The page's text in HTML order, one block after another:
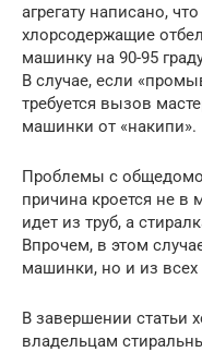
агрегату написано,
хлорсодержащие
машинку на 90-95
В случае, если
требуется вызов
машинки от «накипи».
Проблемы с
причина кроется не в
идет из труб, а
Впрочем, в этом
машинки, но и из
В завершении статьи
владельцам